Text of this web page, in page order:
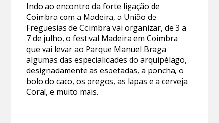
Indo ao encontro da forte ligação de
Coimbra com a Madeira, a União de
Freguesias de Coimbra vai organizar, de 3 a
7 de julho, o festival Madeira em Coimbra
que vai levar ao Parque Manuel Braga
algumas das especialidades do arquipélago,
designadamente as espetadas, a poncha, o
bolo do caco, os pregos, as lapas e a cerveja
Coral, e muito mais.